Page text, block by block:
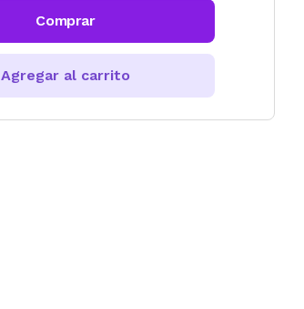
Comprar
Agregar al carrito